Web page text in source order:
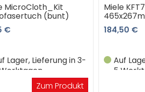
MicroCloth_Kit
(bunt)
€
Lager, Lieferung in 3-
Zum Produkt
Miele
184,50 €
Auf
5